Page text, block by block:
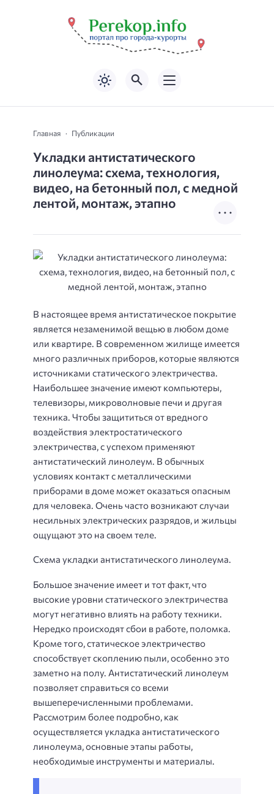
Главная Публикации
Укладки антистатического
линолеума: схема, технология,
видео, на бетонный пол, с медной
лентой, монтаж, этапно
В настоящее время антистатическое покрытие
является незаменимой вещью в любом доме
или квартире. В современном жилище имеется
много различных приборов, которые являются
источниками статического электричества.
Наибольшее значение имеют компьютеры,
телевизоры, микроволновые печи и другая
техника. Чтобы защититься от вредного
воздействия электростатического
электричества, с успехом применяют
антистатический линолеум. В обычных
условиях контакт с металлическими
приборами в доме может оказаться опасным
для человека. Очень часто возникают случаи
несильных электрических разрядов, и жильцы
ощущают это на своем теле.
Схема укладки антистатического линолеума.
Большое значение имеет и тот факт, что
высокие уровни статического электричества
могут негативно влиять на работу техники.
Нередко происходят сбои в работе, поломка.
Кроме того, статическое электричество
способствует скоплению пыли, особенно это
заметно на полу. Антистатический линолеум
позволяет справиться со всеми
вышеперечисленными проблемами.
Рассмотрим более подробно, как
осуществляется укладка антистатического
линолеума, основные этапы работы,
необходимые инструменты и материалы.